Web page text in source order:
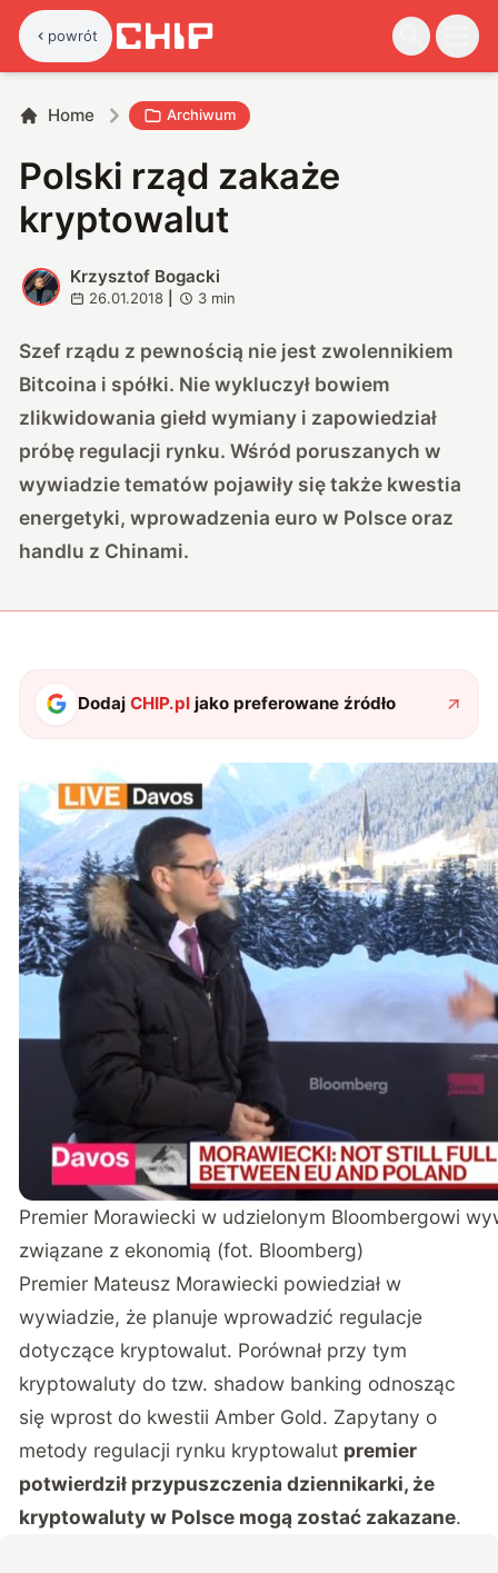
powrót
Home Archiwum
Polski rząd zakaże
kryptowalut
K
Krzysztof Bogacki
26.01.2018 3 min
Szef rządu z pewnością nie jest zwolennikiem
Bitcoina i spółki. Nie wykluczył bowiem
zlikwidowania giełd wymiany i zapowiedział
próbę regulacji rynku. Wśród poruszanych w
wywiadzietematów pojawiły się także kwestia
energetyki, wprowadzenia euro w Polsce oraz
handlu z Chinami.
DodajCHIP.pl jako preferowane źródło
Premier Morawiecki w udzielonym Bloombergowi
związane z ekonomią (fot. Bloomberg)
Premier Mateusz Morawiecki powiedział w
wywiadzie, że planuje wprowadzić regulacje
dotyczące kryptowalut. Porównał przy tym
kryptowaluty do tzw. shadow banking odnosząc
się wprost do kwestii Amber Gold. Zapytany o
metody regulacji rynku kryptowalut premier
potwierdził przypuszczenia dziennikarki, że
kryptowaluty w Polsce mogą zostać zakazane.